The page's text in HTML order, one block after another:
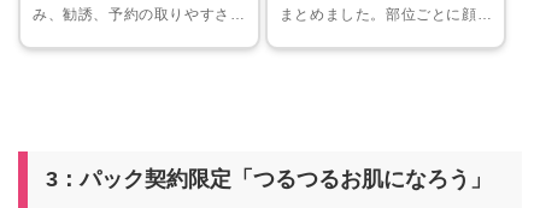
み、勧誘、予約の取りやすさ、
まとめました。部位ごとに顔、
3：パック契約限定「つるつるお肌になろう」